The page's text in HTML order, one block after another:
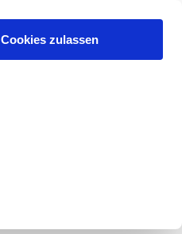
Cookies zulassen